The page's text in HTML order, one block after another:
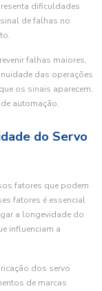
dificuldades
de falhas no
falhas maiores,
das operações
os sinais aparecem,
automação.
do Servo
fatores que podem
fatores é essencial
a longevidade do
influenciam a
dos servo
de marcas